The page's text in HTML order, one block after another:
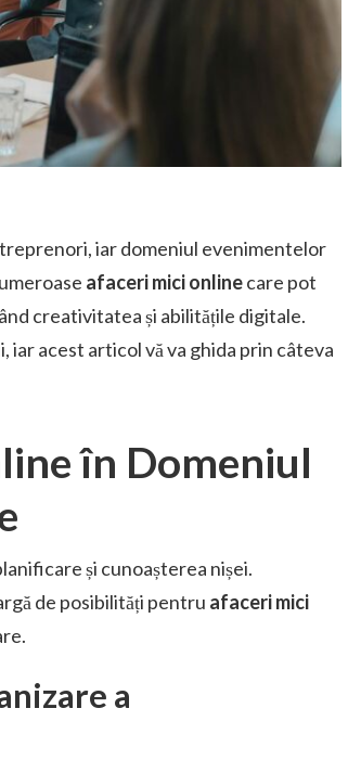
iar domeniul evenimentelor
afaceri mici onlinecare pot
creativitatea și abilitățile digitale.
acest articol vă va ghida prin câteva
în Domeniul
și cunoașterea nișei.
de posibilități pentru afaceri mici
a